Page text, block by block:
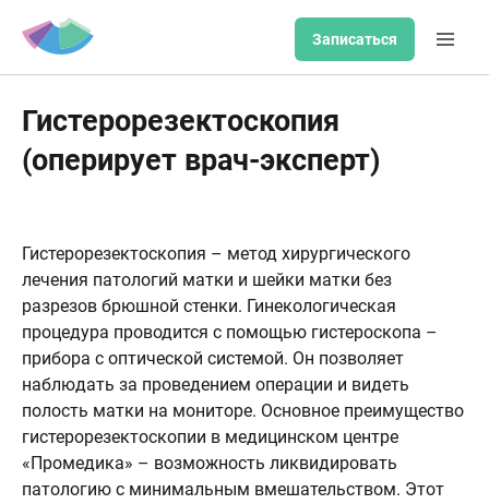
Записаться
Гистерорезектоскопия
(оперирует врач-эксперт)
Гистерорезектоскопия – метод хирургического
лечения патологий матки и шейки матки без
разрезов брюшной стенки. Гинекологическая
процедура проводится с помощью гистероскопа –
прибора с оптической системой. Он позволяет
наблюдать за проведением операции и видеть
полость матки на мониторе. Основное преимущество
гистерорезектоскопии в медицинском центре
«Промедика» – возможность ликвидировать
патологию с минимальным вмешательством. Этот